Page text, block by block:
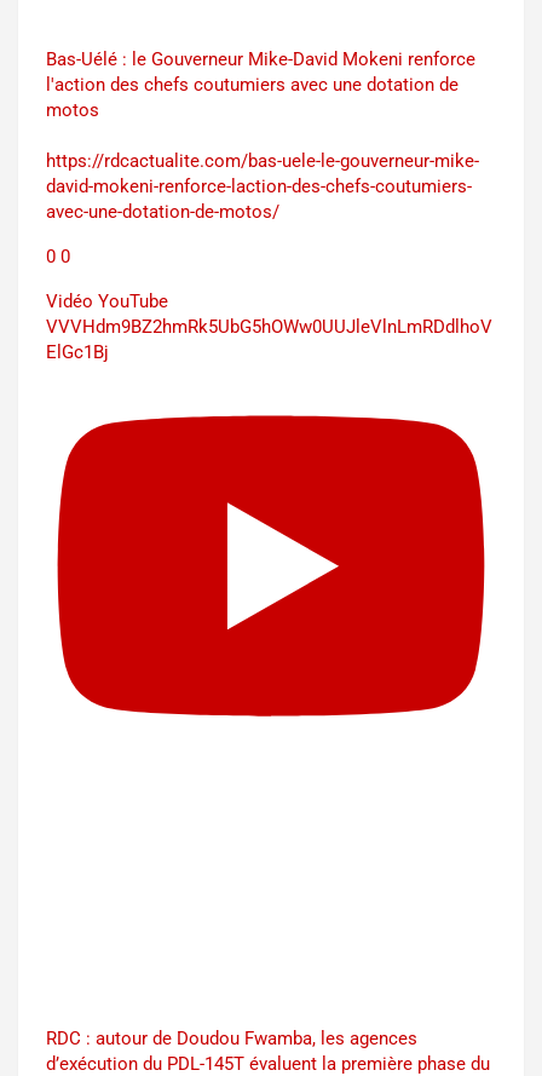
Bas-Uélé : le Gouverneur Mike-David Mokeni renforce
l'action des chefs coutumiers avec une dotation de
motos
https://rdcactualite.com/bas-uele-le-gouverneur-mike-
david-mokeni-renforce-laction-des-chefs-coutumiers-
avec-une-dotation-de-motos/
0 0
Vidéo YouTube
VVVHdm9BZ2hmRk5UbG5hOWw0UUJleVlnLmRDdlhoV
ElGc1Bj
RDC : autour de Doudou Fwamba, les agences
d’exécution du PDL-145T évaluent la première phase du